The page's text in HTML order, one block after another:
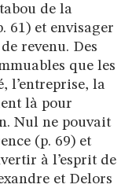
de la
61) et envisager
revenu. Des
que les
l’entreprise, la
là pour
Nul ne pouvait
(p. 69) et
à l’esprit de
et Delors